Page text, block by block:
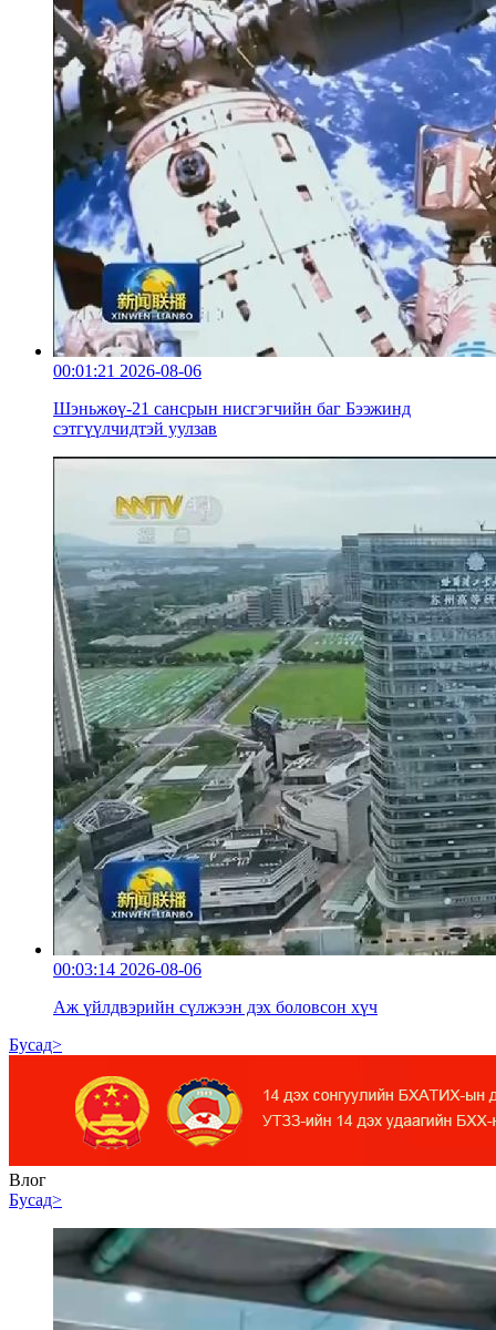
00:01:21 2026-08-06
Шэньжөү-21 сансрын нисгэгчийн баг Бээжинд
сэтгүүлчидтэй уулзав
00:03:14 2026-08-06
Аж үйлдвэрийн сүлжээн дэх боловсон хүч
Бусад>
Влог
Бусад>